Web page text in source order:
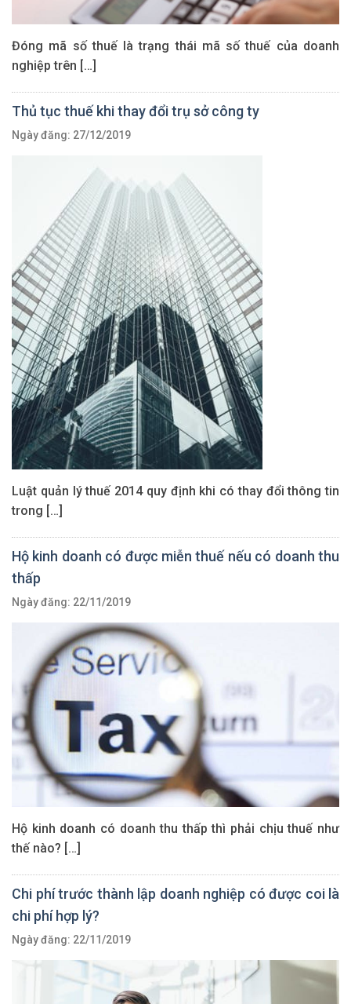
Đóng mã số thuế là trạng thái mã số thuế của doanh
nghiệp trên […]
Thủ tục thuế khi thay đổi trụ sở công ty
Ngày đăng: 27/12/2019
Luật quản lý thuế 2014 quy định khi có thay đổi thông tin
trong […]
Hộ kinh doanh có được miễn thuế nếu có doanh thu
thấp
Ngày đăng: 22/11/2019
Hộ kinh doanh có doanh thu thấp thì phải chịu thuế như
thế nào? […]
Chi phí trước thành lập doanh nghiệp có được coi là
chi phí hợp lý?
Ngày đăng: 22/11/2019